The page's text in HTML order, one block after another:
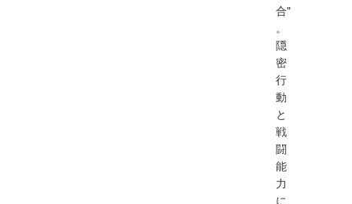
合"
。
隠
密
行
動
と
戦
闘
能
力
に